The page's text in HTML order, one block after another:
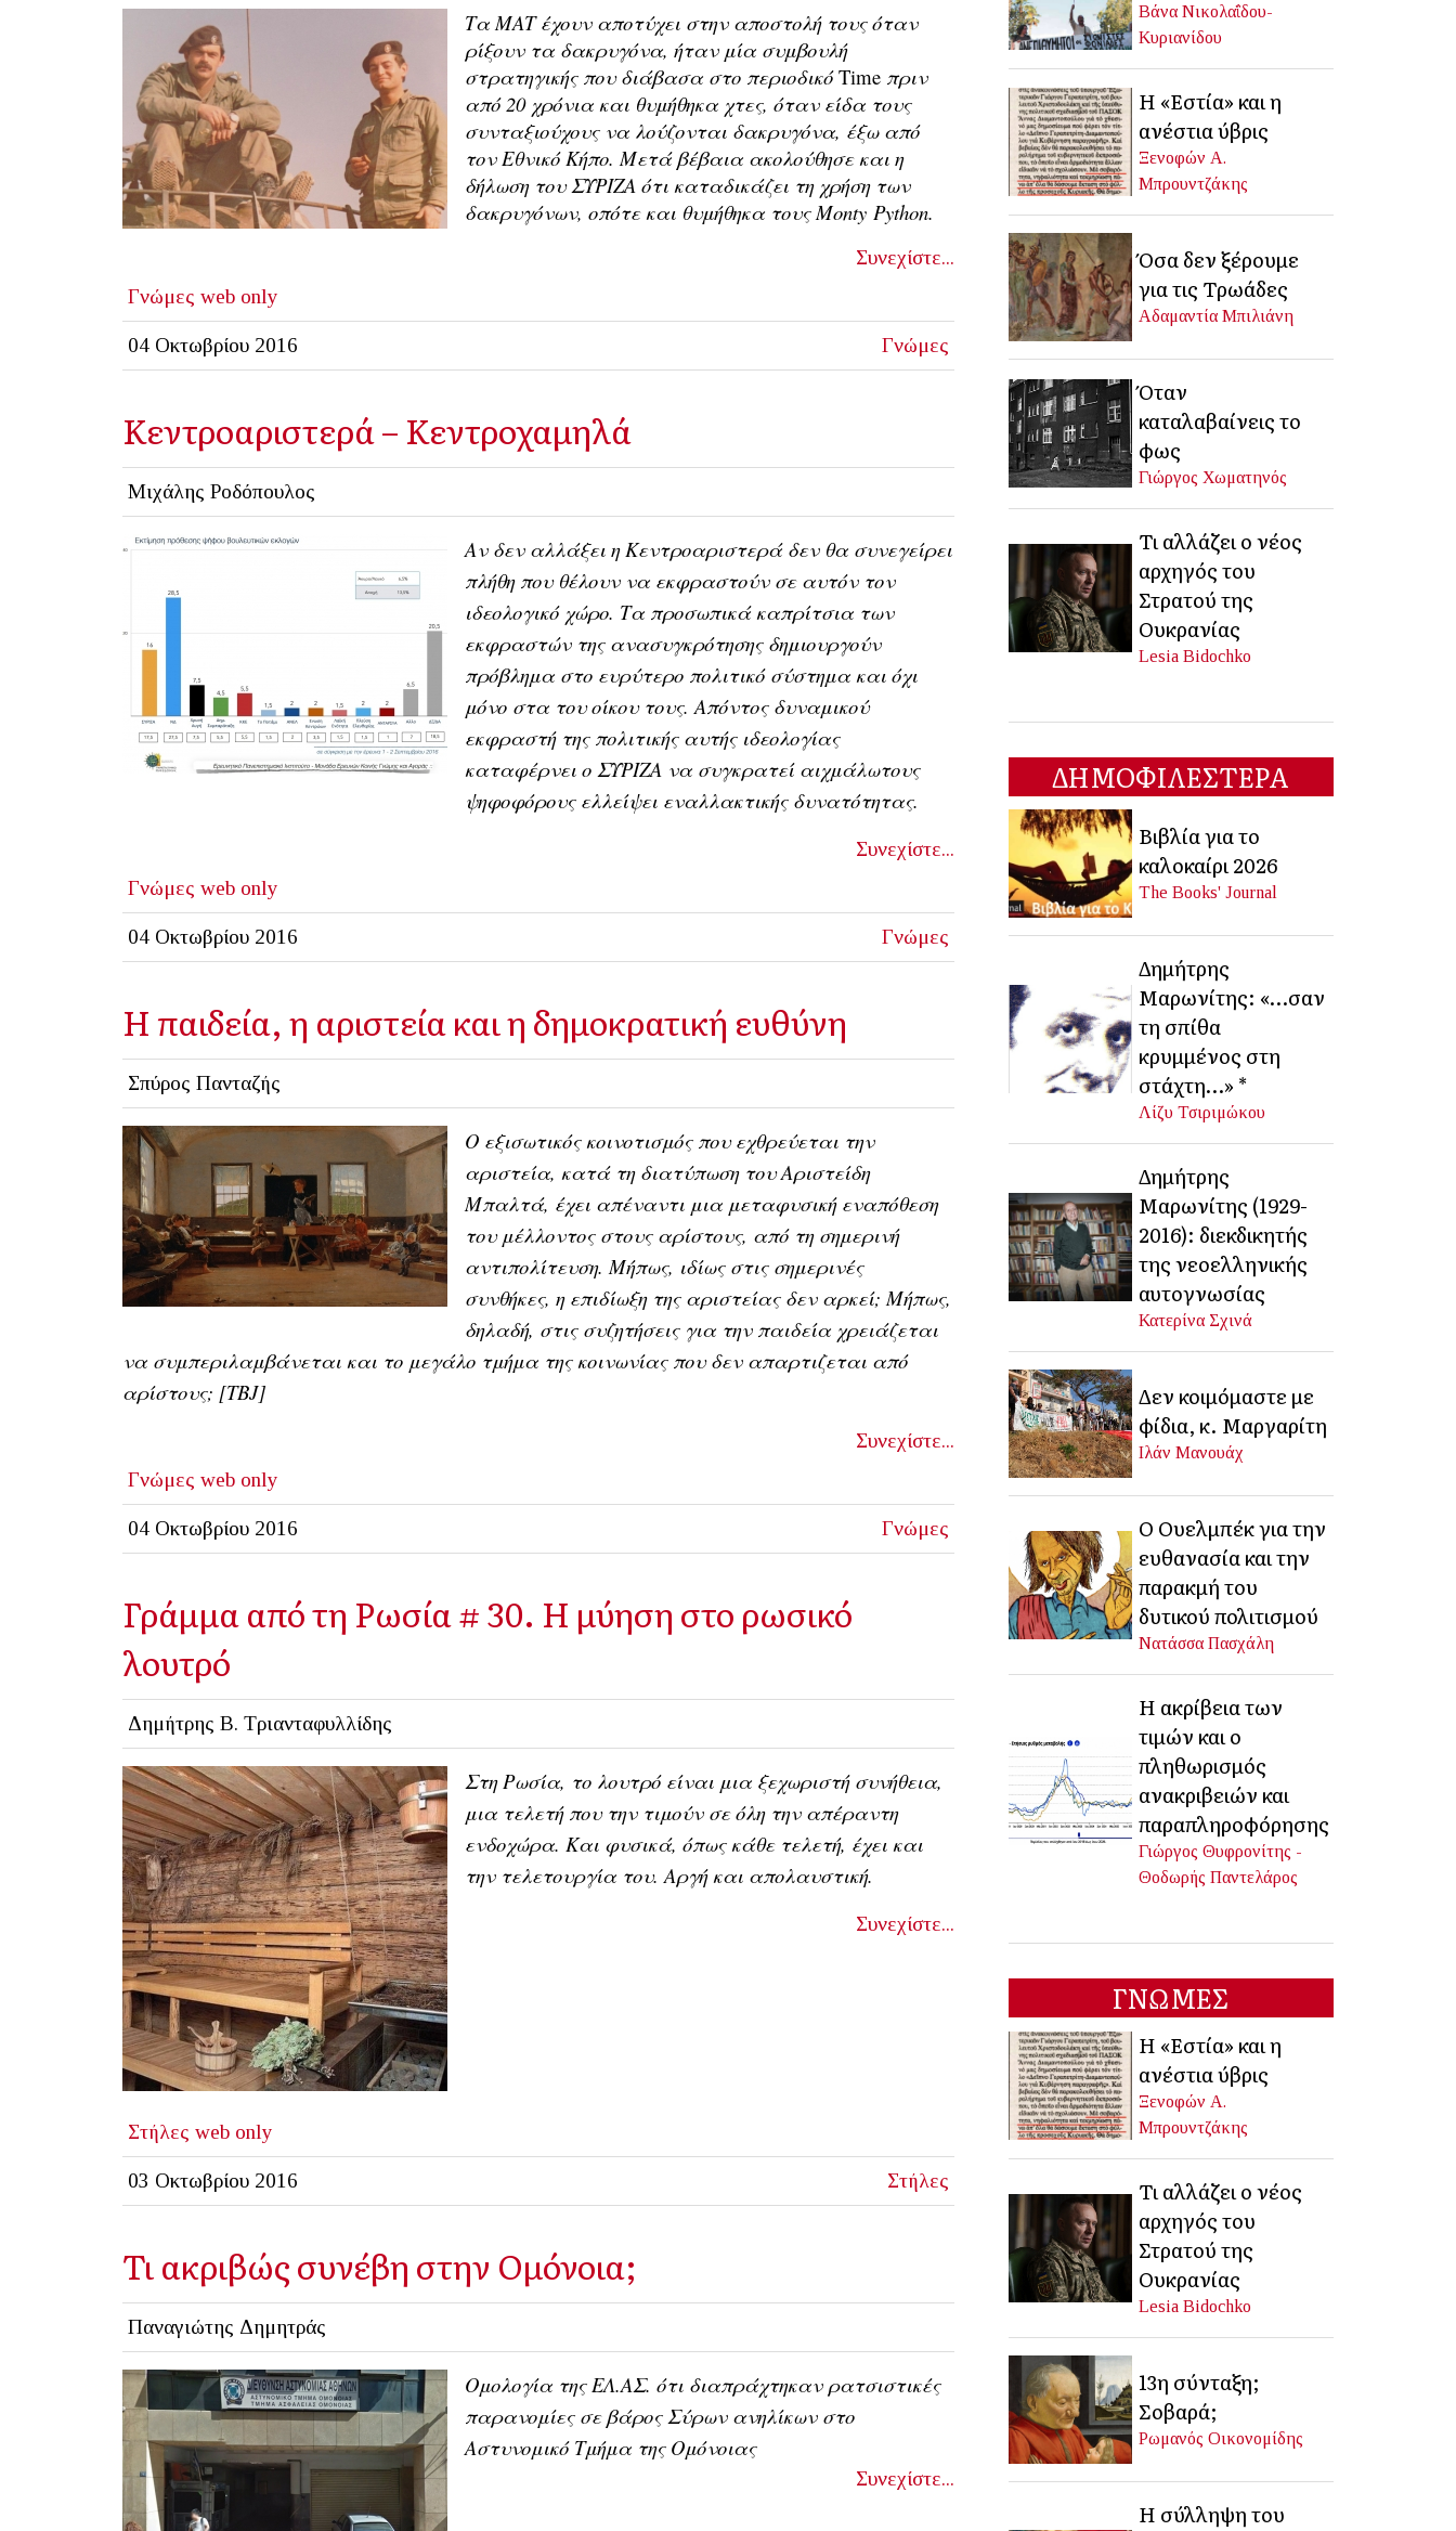
Τα ΜΑΤ έχουν αποτύχει στην αποστολή τους όταν
ρίξουν τα δακρυγόνα, ήταν μία συμβουλή
στρατηγικής που διάβασα στο περιοδικόTime πριν
από 20 χρόνια και θυμήθηκα χτες, όταν είδα τους
συνταξιούχους να λούζονται δακρυγόνα, έξω από
τον Εθνικό Κήπο. Μετά βέβαια ακολούθησε και η
δήλωση του ΣΥΡΙΖΑ ότι καταδικάζει τη χρήση των
δακρυγόνων, οπότε και θυμήθηκα τουςMonty Python.
Συνεχίστε...
Γνώμες web only
04 Οκτωβρίου 2016 Γνώμες
Κεντροαριστερά – Κεντροχαμηλά
Μιχάλης Ροδόπουλος
Αν δεν αλλάξει η Κεντροαριστερά δεν θα συνεγείρει
πλήθη που θέλουν να εκφραστούν σε αυτόν τον
ιδεολογικό χώρο. Τα προσωπικά καπρίτσια των
εκφραστών της ανασυγκρότησης δημιουργούν
πρόβλημα στο ευρύτερο πολιτικό σύστημα και όχι
μόνο στα του οίκου τους. Απόντος δυναμικού
εκφραστή της πολιτικής αυτής ιδεολογίας
καταφέρνει ο ΣΥΡΙΖΑ να συγκρατεί αιχμάλωτους
ψηφοφόρους ελλείψει εναλλακτικής δυνατότητας.
Συνεχίστε...
Γνώμες web only
04 Οκτωβρίου 2016 Γνώμες
Η παιδεία, η αριστεία και η δημοκρατική ευθύνη
Σπύρος Πανταζής
Ο εξισωτικός κοινοτισμός που εχθρεύεται την
αριστεία, κατά τη διατύπωση του Αριστείδη
Μπαλτά, έχει απέναντι μια μεταφυσική εναπόθεση
του μέλλοντος στους αρίστους, από τη σημερινή
αντιπολίτευση. Μήπως, ιδίως στις σημερινές
συνθήκες, η επιδίωξη της αριστείας δεν αρκεί; Μήπως,
δηλαδή, στις συζητήσεις για την παιδεία χρειάζεται
να συμπεριλαμβάνεται και το μεγάλο τμήμα της κοινωνίας που δεν απαρτιζεται από
αρίστους; [TBJ]
Συνεχίστε...
Γνώμες web only
04 Οκτωβρίου 2016 Γνώμες
Γράμμα από τη Ρωσία # 30. Η μύηση στο ρωσικό
λουτρό
Δημήτρης Β. Τριανταφυλλίδης
Στη Ρωσία, το λουτρό είναι μια ξεχωριστή συνήθεια,
μια τελετή που την τιμούν σε όλη την απέραντη
ενδοχώρα. Και φυσικά, όπως κάθε τελετή, έχει και
την τελετουργία του. Αργή και απολαυστική.
Συνεχίστε...
Στήλες web only
03 Οκτωβρίου 2016 Στήλες
Τι ακριβώς συνέβη στην Ομόνοια;
Παναγιώτης Δημητράς
Ομολογία της ΕΛ.ΑΣ. ότι διαπράχτηκαν ρατσιστικές
παρανομίες σε βάρος Σύρων ανηλίκων στο
Αστυνομικό Τμήμα της Ομόνοιας
Συνεχίστε...
Βάνα Νικολαΐδου-
Κυριανίδου
Η «Εστία» και η
ανέστια ύβρις
Ξενοφών Α.
Μπρουντζάκης
Όσα δεν ξέρουμε
για τις Τρωάδες
Αδαμαντία Μπιλιάνη
Όταν
καταλαβαίνεις το
φως
Γιώργος Χωματηνός
Τι αλλάζει ο νέος
αρχηγός του
Στρατού της
Ουκρανίας
Lesia Bidochko
ΔΗΜΟΦΙΛΕΣΤΕΡΑ
Βιβλία για το
καλοκαίρι 2026
The Books' Journal
Δημήτρης
Μαρωνίτης: «…σαν
τη σπίθα
κρυμμένος στη
στάχτη…» *
Λίζυ Τσιριμώκου
Δημήτρης
Μαρωνίτης (1929-
2016): διεκδικητής
της νεοελληνικής
αυτογνωσίας
Κατερίνα Σχινά
Δεν κοιμόμαστε με
φίδια, κ. Μαργαρίτη
Ιλάν Μανουάχ
Ο Ουελμπέκ για την
ευθανασία και την
παρακμή του
δυτικού πολιτισμού
Νατάσσα Πασχάλη
Η ακρίβεια των
τιμών και ο
πληθωρισμός
ανακριβειών και
παραπληροφόρησης
Γιώργος Θυφρονίτης -
Θοδωρής Παντελάρος
ΓΝΩΜΕΣ
Η «Εστία» και η
ανέστια ύβρις
Ξενοφών Α.
Μπρουντζάκης
Τι αλλάζει ο νέος
αρχηγός του
Στρατού της
Ουκρανίας
Lesia Bidochko
13η σύνταξη;
Σοβαρά;
Ρωμανός Οικονομίδης
Η σύλληψη του